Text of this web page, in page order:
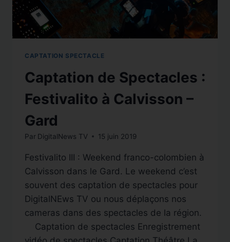
CAPTATION SPECTACLE
Captation de Spectacles :
Festivalito à Calvisson –
Gard
Par DigitalNews TV 15 juin 2019
Festivalito III : Weekend franco-colombien à
Calvisson dans le Gard. Le weekend c’est
souvent des captation de spectacles pour
DigitalNEws TV ou nous déplaçons nos
cameras dans des spectacles de la région.
Captation de spectacles Enregistrement